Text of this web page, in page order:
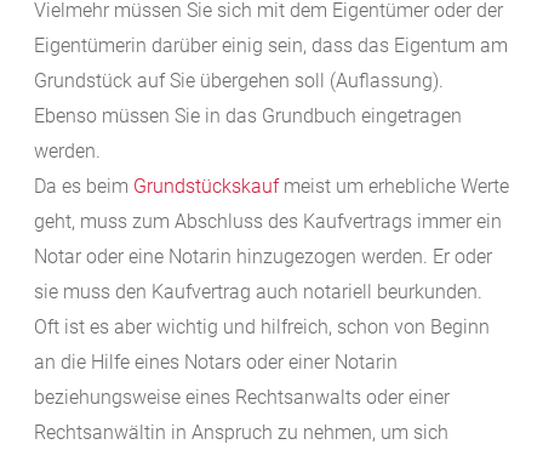
Vielmehr müssen Sie sich mit dem Eigentümer oder der
Eigentümerin darüber einig sein, dass das Eigentum am
Grundstück auf Sie übergehen soll (Auflassung).
Ebenso müssen Sie in das Grundbuch eingetragen
werden.
Da es beim Grundstückskaufmeist um erhebliche Werte
geht, muss zum Abschluss des Kaufvertrags immer ein
Notar oder eine Notarin hinzugezogen werden. Er oder
sie muss den Kaufvertrag auch notariell beurkunden.
Oft ist es aber wichtig und hilfreich, schon von Beginn
an die Hilfe eines Notars oder einer Notarin
beziehungsweise eines Rechtsanwalts oder einer
Rechtsanwältin in Anspruch zu nehmen, um sich